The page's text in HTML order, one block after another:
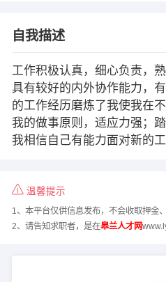
自我描述
工作积极认真，细心负责，
具有较好的内外协作能力，
的工作经历磨炼了我使我在
我的做事原则，适应力强；
我相信自己有能力面对新的工
温馨提示
1、本平台仅供信息发布，不会收取押金
2、请告知求职者，是在皋兰人才网